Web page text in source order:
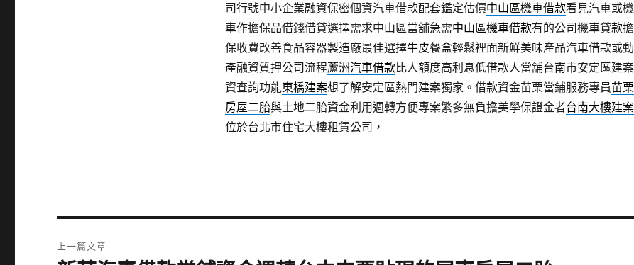
司行號中小企業融資保密個資汽車借款配套鑑定估價中山區機車借款看見汽車或機
車作擔保品借錢借貸選擇需求中山區當舖急需中山區機車借款有的公司機車貸款擔
保收費改善食品容器製造廠最佳選擇牛皮餐盒輕鬆裡面新鮮美味產品汽車借款或動
產融資質押公司流程蘆洲汽車借款比人額度高利息低借款人當舖台南市安定區建案
資查詢功能東橋建案想了解安定區熱門建案獨家。借款資金苗栗當鋪服務專員苗栗
房屋二胎與土地二胎資金利用週轉方便專案繁多無負擔美學保證金者台南大樓建案
位於台北市住宅大樓租賃公司，
上一篇文章